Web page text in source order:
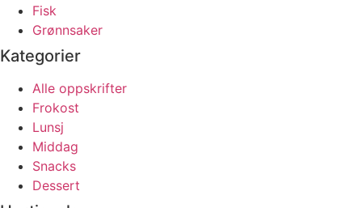
Fisk
Grønnsaker
Kategorier
Alle oppskrifter
Frokost
Lunsj
Middag
Snacks
Dessert